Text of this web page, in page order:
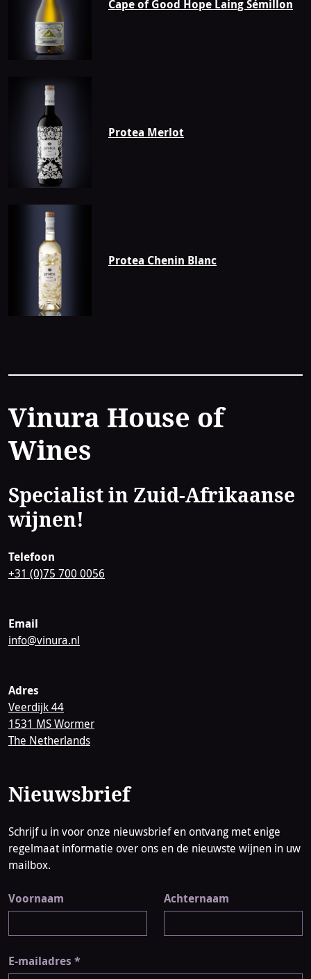
Cape of Good Hope Laing Sémillon
Protea Merlot
Protea Chenin Blanc
Contact
Vinura House of
Wines
Specialist in Zuid-Afrikaanse
wijnen!
Telefoon
+31 (0)75 700 0056
Email
info@vinura.nl
Adres
Veerdijk 44
1531 MS Wormer
The Netherlands
Nieuwsbrief
Schrijf u in voor onze nieuwsbrief en ontvang met enige
regelmaat informatie over ons en de nieuwste wijnen in uw
mailbox.
Voornaam Achternaam
E-mailadres *